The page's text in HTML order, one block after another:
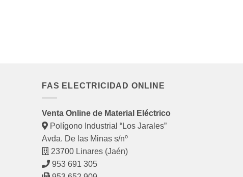
FAS ELECTRICIDAD ONLINE
Venta Online de Material Eléctrico
Polígono Industrial “Los Jarales”
Avda. De las Minas s/nº
23700 Linares (Jaén)
953 691 305